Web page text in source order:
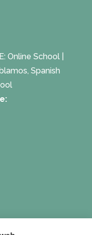
Online School
Spanish